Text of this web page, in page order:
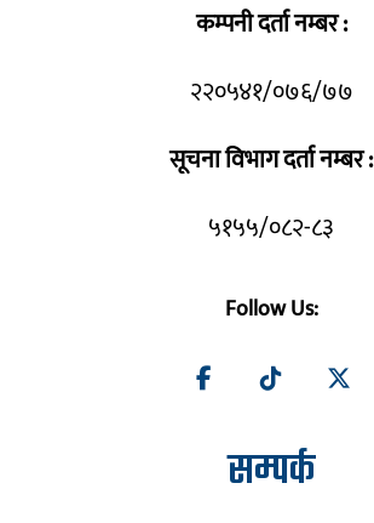
कम्पनी दर्ता नम्बर :
२२०५४१/०७६/७७
सूचना विभाग दर्ता नम्बर :
५१५५/०८२-८३
Follow Us:
सम्पर्क